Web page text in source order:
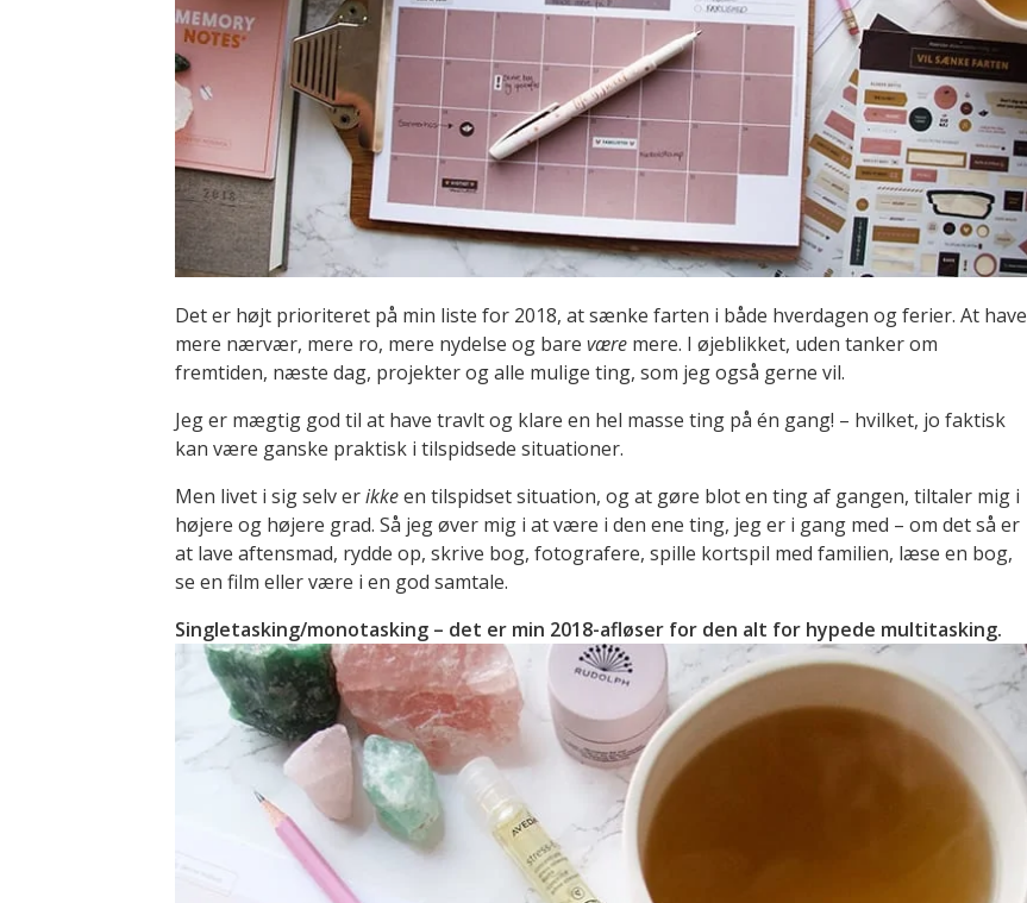
Det er højt prioriteret på min liste for 2018, at sænke farten i både hverdagen og ferier. At have
mere nærvær, mere ro, mere nydelse og bare være mere. I øjeblikket, uden tanker om
fremtiden, næste dag, projekter og alle mulige ting, som jeg også gerne vil.
Jeg er mægtig god til at have travlt og klare en hel masse ting på én gang! – hvilket, jo faktisk
kan være ganske praktisk i tilspidsede situationer.
Men livet i sig selv erikkeen tilspidset situation, og at gøre blot en ting af gangen, tiltaler mig i
højere og højere grad. Så jeg øver mig i at være i den ene ting, jeg er i gang med – om det så er
at lave aftensmad, rydde op, skrive bog, fotografere, spille kortspil med familien, læse en bog,
se en film eller være i en god samtale.
Singletasking/monotasking – det er min 2018-afløser for den alt for hypede multitasking.